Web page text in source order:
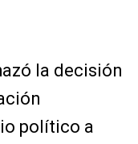
la decisión
político a